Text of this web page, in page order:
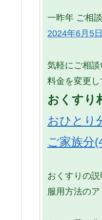
一昨年 ご相
2024年6月5
気軽にご相
料金を変更し
おくすり
おひとり
ご家族
おくすりの説
服用方法のア